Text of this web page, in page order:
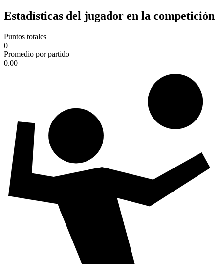
Estadísticas del jugador en la competición
Puntos totales
0
Promedio por partido
0.00